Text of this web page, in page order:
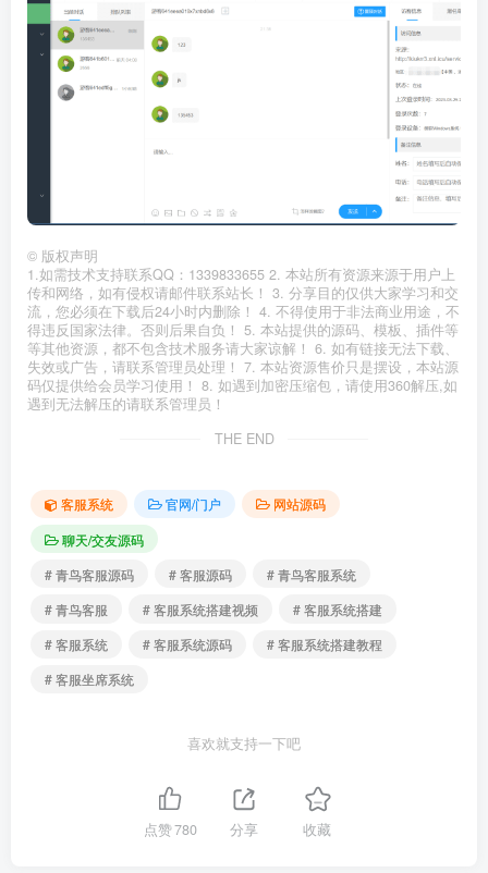
© 版权声明
1.如需技术支持联系QQ：1339833655 2. 本站所有资源来源于用户上
传和网络，如有侵权请邮件联系站长！ 3. 分享目的仅供大家学习和交
流，您必须在下载后24小时内删除！ 4. 不得使用于非法商业用途，不
得违反国家法律。否则后果自负！ 5. 本站提供的源码、模板、插件等
等其他资源，都不包含技术服务请大家谅解！ 6. 如有链接无法下载、
失效或广告，请联系管理员处理！ 7. 本站资源售价只是摆设，本站源
码仅提供给会员学习使用！ 8. 如遇到加密压缩包，请使用360解压,如
遇到无法解压的请联系管理员！
THE END
客服系统 官网/门户
网站源码
聊天/交友源码
# 青鸟客服源码
# 客服源码
# 青鸟客服系统
# 青鸟客服
# 客服系统搭建视频
# 客服系统搭建
# 客服系统
# 客服系统源码
# 客服系统搭建教程
# 客服坐席系统
喜欢就支持一下吧
点赞780 分享 收藏